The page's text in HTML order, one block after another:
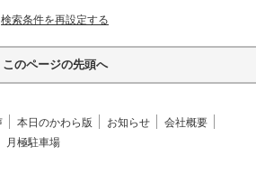
検索条件を再設定する
このページの先頭へ
本日のかわら版 お知らせ
会社概要
月極駐車場